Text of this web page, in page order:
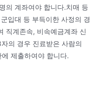
의 계좌여야 합니다.치매 등
입대 등 부득이한 사정의 경
직계존속, 비속예금계좌 신
의 경우 진료받은 사람의
제출하여야 합니다.